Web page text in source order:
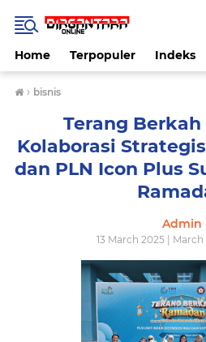
Home Terpopuler Indeks
› bisnis
Terang Berkah
Kolaborasi
dan PLN Icon Plus
Admin
13 March 2025 | March